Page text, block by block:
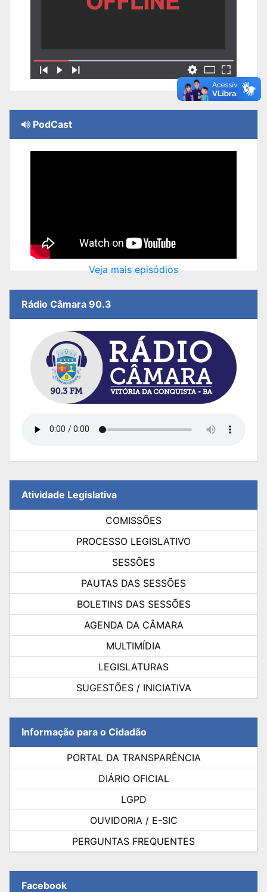
PodCast
Veja mais episódios
Rádio Câmara 90.3
Atividade Legislativa
COMISSÕES
PROCESSO LEGISLATIVO
SESSÕES
PAUTAS DAS SESSÕES
BOLETINS DAS SESSÕES
AGENDA DA CÂMARA
MULTIMÍDIA
LEGISLATURAS
SUGESTÕES / INICIATIVA
Informação para o Cidadão
PORTAL DA TRANSPARÊNCIA
DIÁRIO OFICIAL
LGPD
OUVIDORIA / E-SIC
PERGUNTAS FREQUENTES
Facebook